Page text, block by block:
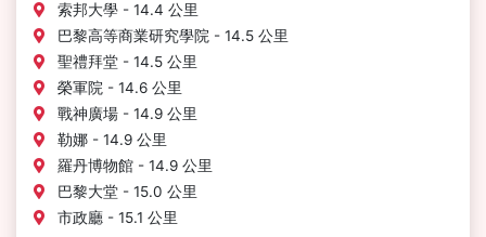
索邦大學 - 14.4 公里
巴黎高等商業研究學院 - 14.5 公里
聖禮拜堂 - 14.5 公里
榮軍院 - 14.6 公里
戰神廣場 - 14.9 公里
勒娜 - 14.9 公里
羅丹博物館 - 14.9 公里
巴黎大堂 - 15.0 公里
市政廳 - 15.1 公里